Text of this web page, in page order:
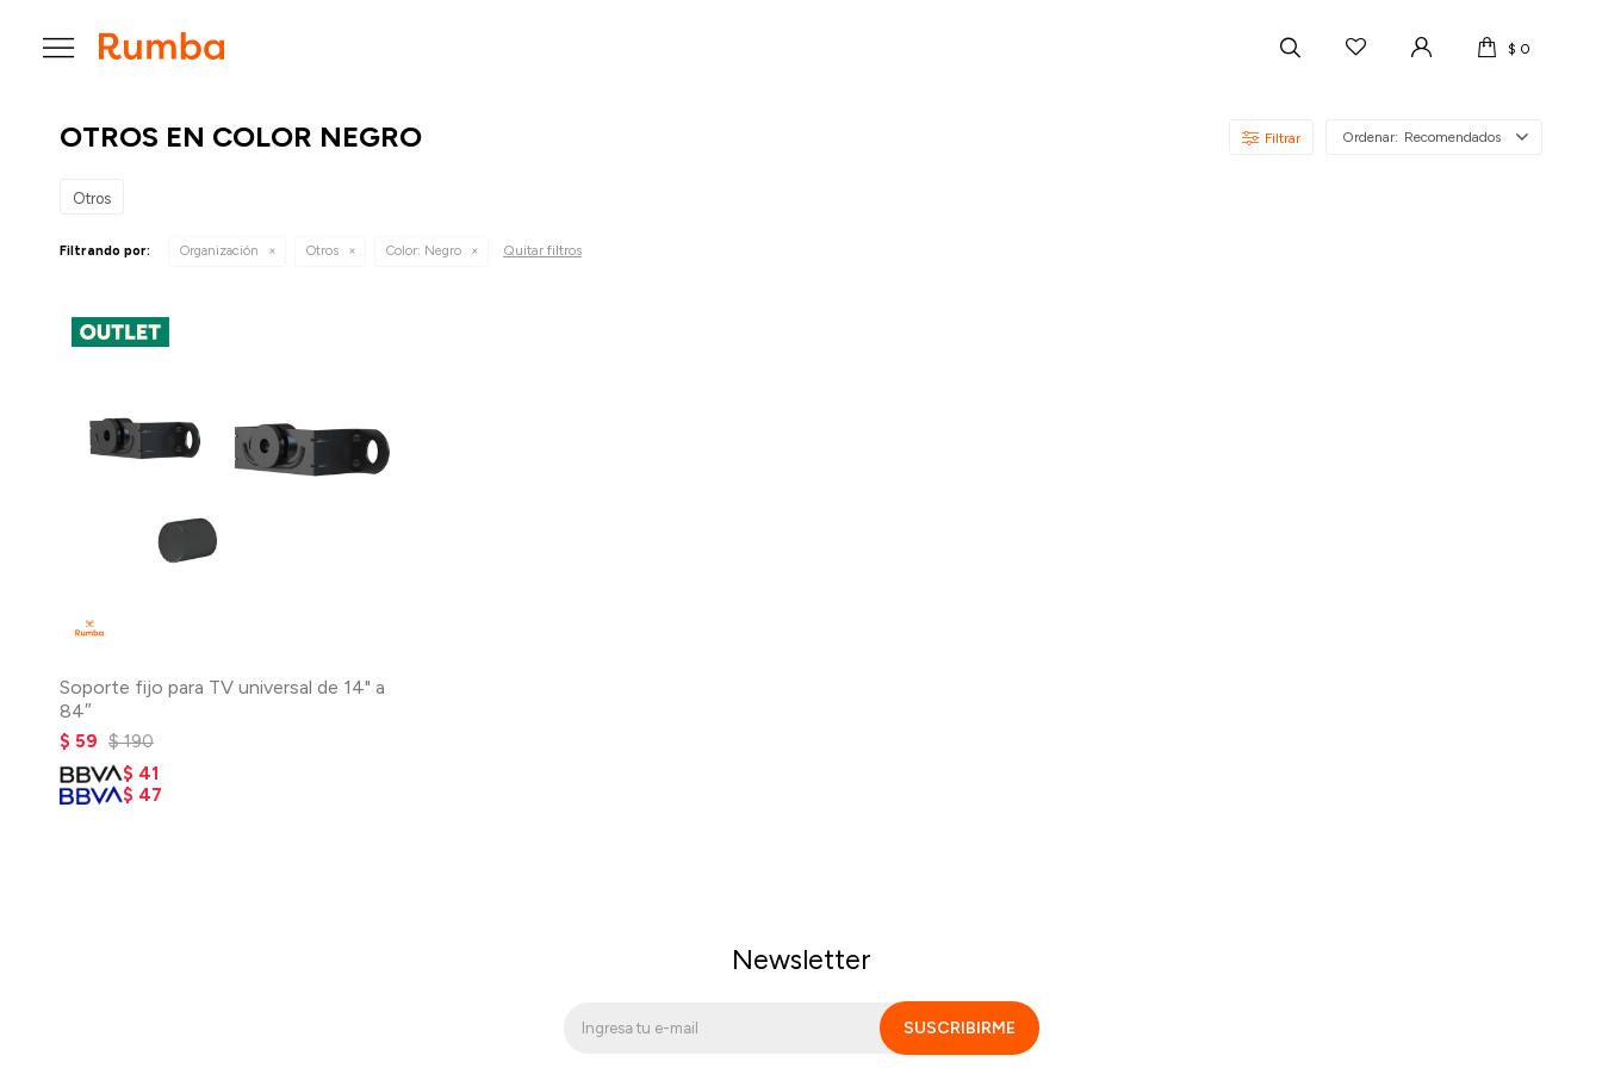
$ 0

OTROS EN COLOR NEGRO Recomendados
Otros
Filtrando por: Organización Otros Color: Negro Quitar filtros
Soporte fijo para TV universal de 14" a
84″
$ 59 $ 190
$ 41
$ 47
Newsletter
SUSCRIBIRME